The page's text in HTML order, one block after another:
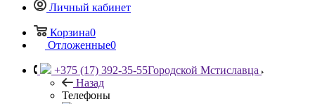
Личный кабинет
Корзина0
Отложенные0
+375 (17) 392-35-55Городской Мстиславца
Назад
Телефоны